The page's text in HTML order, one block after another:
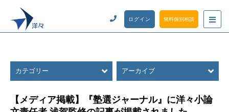
ログイン 無料個別相談
カテゴリー アーカイブ
【メディア掲載】『塾選ジャーナル』に洋々小論